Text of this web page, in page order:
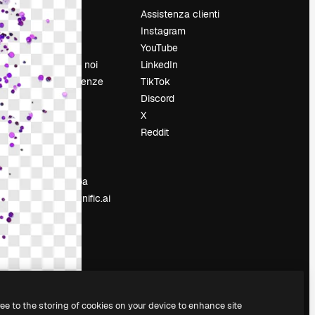
Chi siamo
Lavora con noi
Cerca tendenze
Blog
Eventi
Slidesgo
contenuti
Sala stampa
Cerchi magnific.ai
Assistenza clienti
Instagram
YouTube
LinkedIn
TikTok
Discord
X
Reddit
to the storing of cookies on your device to enhance site